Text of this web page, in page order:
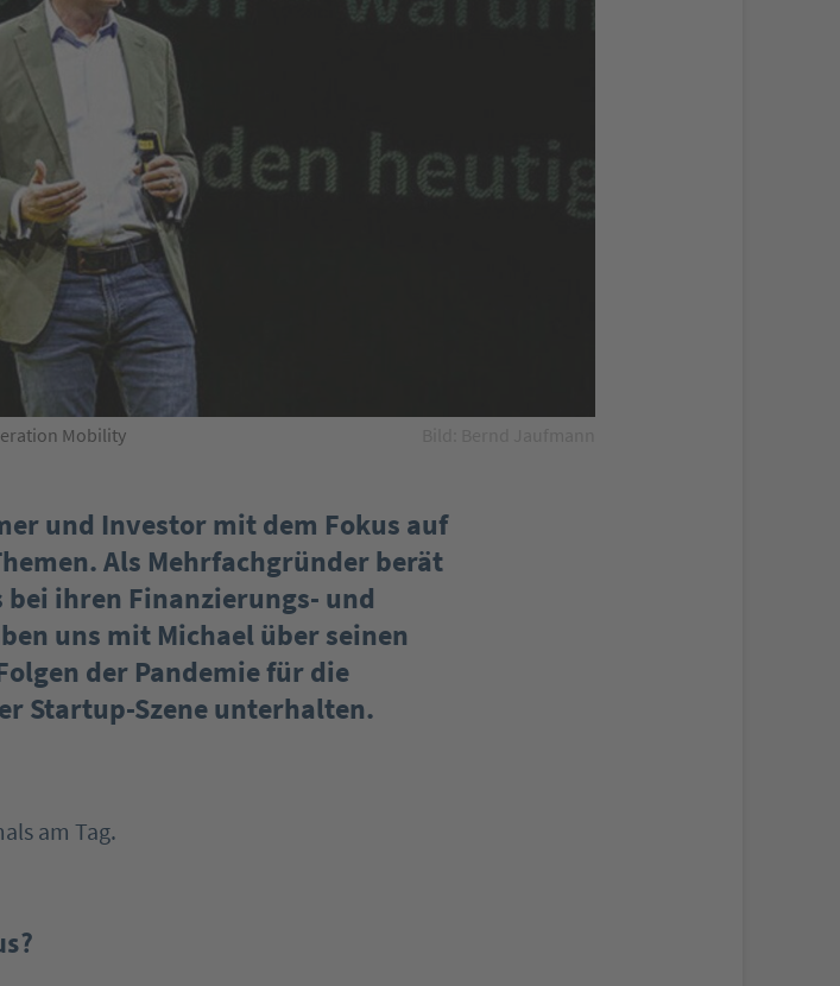
Mobility
und Investor mit dem Fokus auf
Als Mehrfachgründer berät
ihren Finanzierungs- und
uns mit Michael über seinen
der Pandemie für die
Startup-Szene unterhalten.
am Tag.